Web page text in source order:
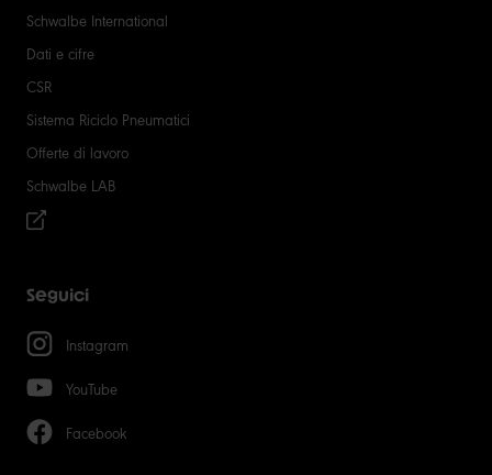
Schwalbe International
Dati e cifre
CSR
Sistema Riciclo Pneumatici
Offerte di lavoro
Schwalbe LAB
Seguici
Instagram
YouTube
Facebook